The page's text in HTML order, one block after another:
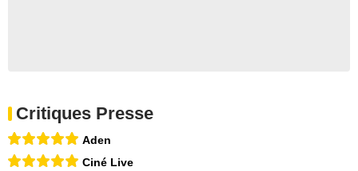
Critiques Presse
Aden
Ciné Live